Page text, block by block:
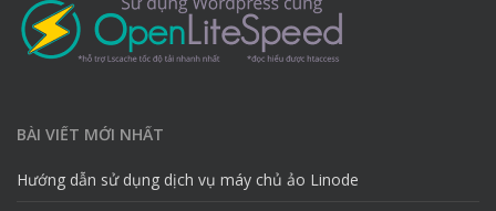
BÀI VIẾT MỚI NHẤT
Hướng dẫn sử dụng dịch vụ máy chủ ảo Linode